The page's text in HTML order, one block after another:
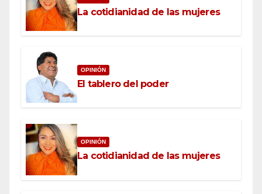
La cotidianidad de las mujeres
OPINIÓN
El tablero del poder
OPINIÓN
La cotidianidad de las mujeres